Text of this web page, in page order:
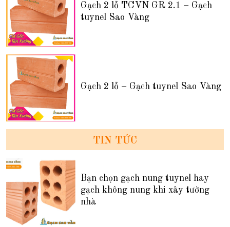
Gạch 2 lỗ TCVN GR 2.1 – Gạch
tuynel Sao Vàng
Gạch 2 lỗ – Gạch tuynel Sao Vàng
TIN TỨC
Bạn chọn gạch nung tuynel hay
gạch không nung khi xây tường
nhà